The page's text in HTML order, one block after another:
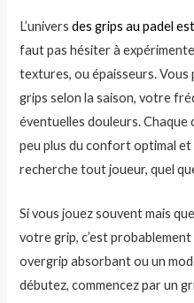
L’universdes grips au padel
faut pas hésiter à
textures, ou épaisseurs. Vous
grips selon la saison, votre
éventuelles douleurs.
peu plus du confort optimal
recherche tout joueur, quel
Si vous jouez souvent mais
votre grip, c’est
overgrip absorbant ou un
débutez, commencez par un